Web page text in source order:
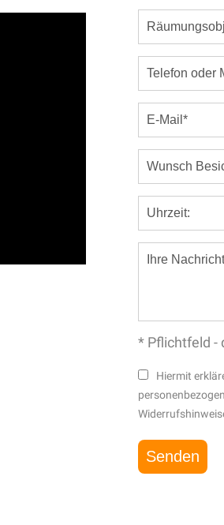
* Pflichtfeld -
Hiermit